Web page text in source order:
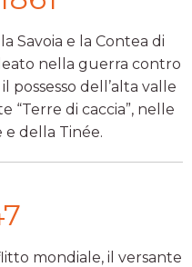
Savoia e la Contea di
nella guerra contro
possesso dell’alta valle
“Terre di caccia”, nelle
e della Tinée.
mondiale, il versante